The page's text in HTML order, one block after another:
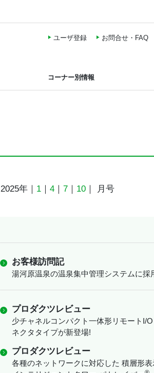
ユーザ登録 お問合せ・FAQ
コーナー別情報
2025年｜ 1 4 7 10 ｜ 月号
お客様訪問記
湯河原温泉の温泉集中管理システムに採
プロダクツレビュー
少チャネルコンパクト一体形リモートI/
ネクタタイプが新登場!
プロダクツレビュー
各種のネットワークに対応した 積層形表